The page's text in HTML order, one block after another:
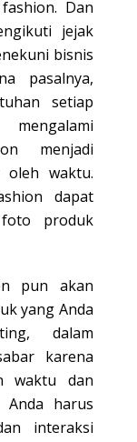
Dan
jejak
bisnis
pasalnya,
setiap
menjadi
oleh waktu.
dapat
foto produk
pun akan
yang Anda
dalam
karena
waktu dan
Anda harus
interaksi